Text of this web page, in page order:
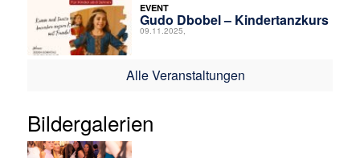
EVENT
Gudo Dbobel – Kindertanzkurs
09.11.2025,
Alle Veranstaltungen
Bildergalerien